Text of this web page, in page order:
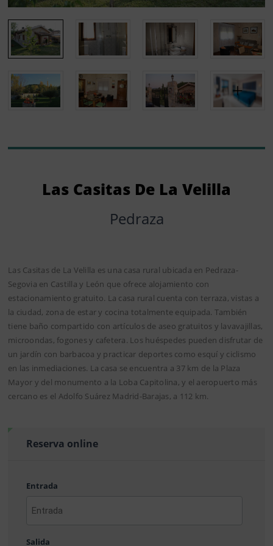
Las Casitas De La Velilla
Pedraza
Las Casitas de La Velilla es una casa rural ubicada en Pedraza-
Segovia en Castilla y León que ofrece alojamiento con
estacionamiento gratuito. La casa rural cuenta con terraza, vistas a
la ciudad, zona de estar y cocina totalmente equipada. También
tiene baño compartido con artículos de aseo gratuitos y lavavajillas,
microondas, fogones y cafetera. Los huéspedes pueden disfrutar de
un jardín con barbacoa y practicar deportes como esquí y ciclismo
en las inmediaciones. La casa se encuentra a 37 km de la Plaza
Mayor y del monumento a la Loba Capitolina, y el aeropuerto más
cercano es el Adolfo Suárez Madrid-Barajas, a 112 km.
Reserva online
Entrada
AAAA
Salida